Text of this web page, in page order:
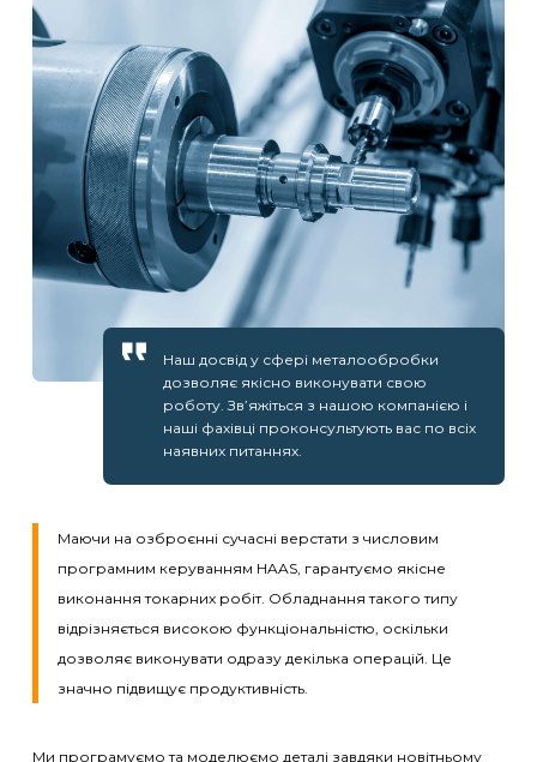
Наш досвід у сфері металообробки
дозволяє якісно виконувати свою
роботу. Зв’яжіться з нашою компанією і
наші фахівці проконсультують вас по всіх
наявних питаннях.
Маючи на озброєнні сучасні верстати з числовим
програмним керуванням HAAS, гарантуємо якісне
виконання токарних робіт. Обладнання такого типу
відрізняється високою функціональністю, оскільки
дозволяє виконувати одразу декілька операцій. Це
значно підвищує продуктивність.
Ми програмуємо та моделюємо деталі завдяки новітньому